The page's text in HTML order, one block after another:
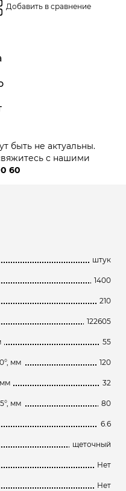
Добавить в сравнение
быть не актуальны.
с нашими
60
штук
1400
210
122605
55
мм 120
32
мм 80
6.6
щеточный
Нет
Нет